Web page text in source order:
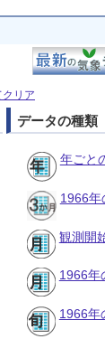
リア
データの種類
年ごと
1966年
観測開
1966年
1966年